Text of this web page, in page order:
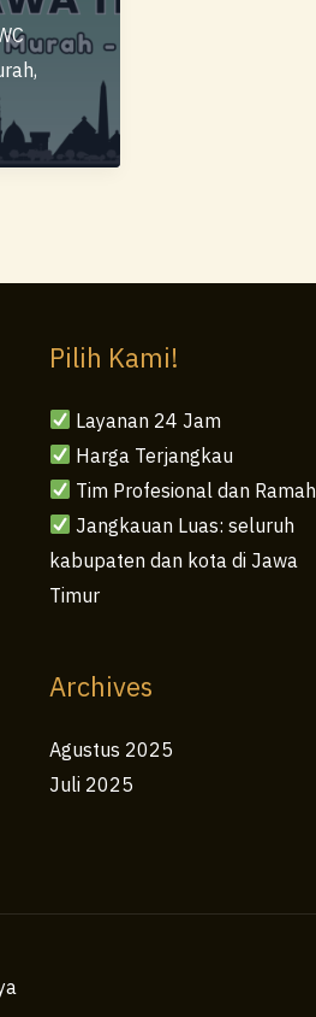
,
Pilih Kami!
Layanan 24 Jam
Harga Terjangkau
Tim Profesional dan Ramah
Jangkauan Luas: seluruh
kabupaten dan kota di Jawa
Timur
Archives
Agustus 2025
Juli 2025